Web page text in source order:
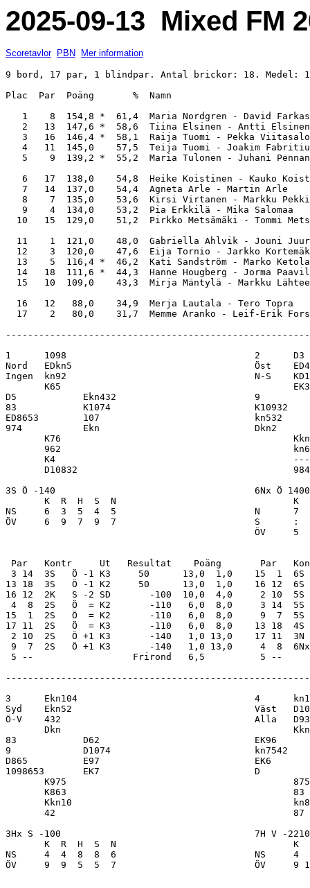
2025-09-13 Mixed FM
Scoretavlor PBN Mer information
9 bord, 17 par, 1 blindpar. Antal brickor: 18. Medel:
Plac  Par  Poäng       %  Namn
1    8  154,8 *  61,4  Maria
2   13  147,6 *  58,6  Tiina Elsinen
3   16  146,4 *  58,1  Raija Tuomi - Pekka
4   11  145,0    57,5  Teija Tuomi -
5    9  139,2 *  55,2  Maria Tulonen -
6   17  138,0    54,8  Heike
7   14  137,0    54,4  Agneta Arle
8    7  135,0    53,6  Kirsi
9    4  134,0    53,2  Pia Erkkilä - Mika Salomaa
10   15  129,0    51,2  Pirkko
11    1  121,0    48,0  Gabriella Ahlvik -
12    3  120,0    47,6  Eija Tornio -
13    5  116,4 *  46,2  Kati Sandström - Marko
14   18  111,6 *  44,3  Hanne Hougberg -
15   10  109,0    43,3  Mirja Mäntylä -
16   12   88,0    34,9  Merja Lautala - Tero